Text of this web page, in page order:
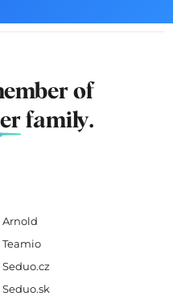
of
family.
Arnold
Teamio
Seduo.cz
Seduo.sk